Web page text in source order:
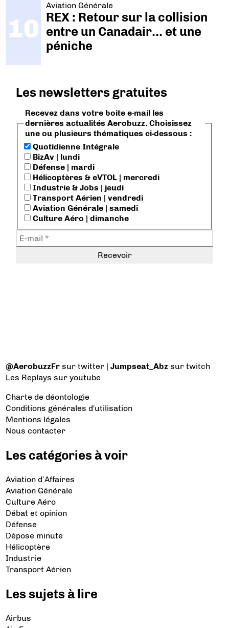
Aviation Générale
REX : Retour sur la collision
entre un Canadair… et une
péniche
Les newsletters gratuites
Recevez dans votre boite e-mail les
dernières actualités Aerobuzz. Choisissez
une ou plusieurs thématiques ci-dessous :
Quotidienne Intégrale
BizAv | lundi
Défense | mardi
Hélicoptères & eVTOL | mercredi
Industrie & Jobs | jeudi
Transport Aérien | vendredi
Aviation Générale | samedi
Culture Aéro | dimanche
@AerobuzzFr sur twitter |Jumpseat_Abz sur twitch
Les Replays sur youtube
Charte de déontologie
Conditions générales d'utilisation
Mentions légales
Nous contacter
Les catégories à voir
Aviation d’Affaires
Aviation Générale
Culture Aéro
Débat et opinion
Défense
Dépose minute
Hélicoptère
Industrie
Transport Aérien
Les sujets à lire
Airbus